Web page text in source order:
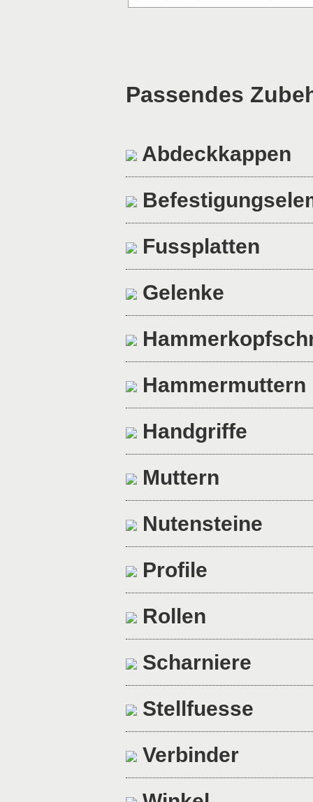
Passendes
Abdeckkappen
Fussplatten
Gelenke
Hammermuttern
Handgriffe
Muttern
Nutensteine
Profile
Rollen
Scharniere
Stellfuesse
Verbinder